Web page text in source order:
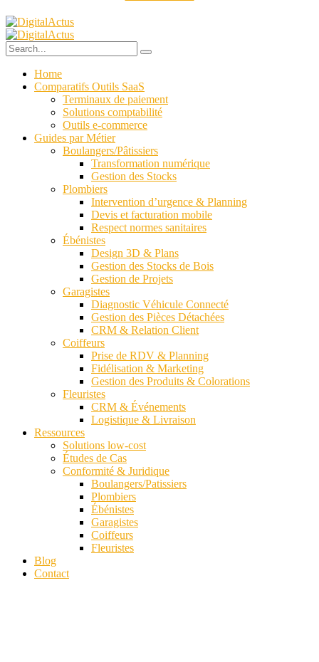
Home
Comparatifs Outils SaaS
Terminaux de paiement
Solutions comptabilité
Outils e-commerce
Guides par Métier
Boulangers/Pâtissiers
Transformation numérique
Gestion des Stocks
Plombiers
Intervention d’urgence & Planning
Devis et facturation mobile
Respect normes sanitaires
Ébénistes
Design 3D & Plans
Gestion des Stocks de Bois
Gestion de Projets
Garagistes
Diagnostic Véhicule Connecté
Gestion des Pièces Détachées
CRM & Relation Client
Coiffeurs
Prise de RDV & Planning
Fidélisation & Marketing
Gestion des Produits & Colorations
Fleuristes
CRM & Événements
Logistique & Livraison
Ressources
Solutions low-cost
Études de Cas
Conformité & Juridique
Boulangers/Patissiers
Plombiers
Ébénistes
Garagistes
Coiffeurs
Fleuristes
Blog
Contact